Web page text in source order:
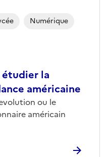
étudier la
américaine
ou le
américain
Numérique